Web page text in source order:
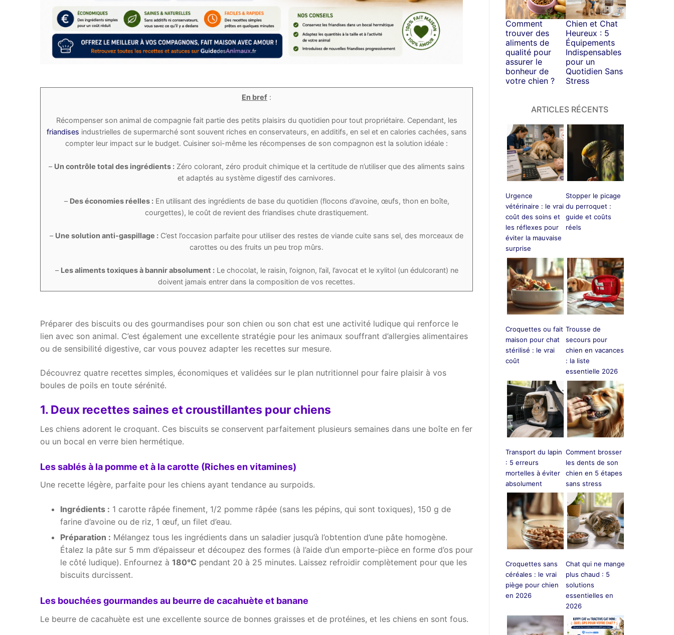
En bref :
Récompenser son animal de compagnie fait partie des petits plaisirs du quotidien pour tout propriétaire. Cependant, les
friandises industrielles de supermarché sont souvent riches en conservateurs, en additifs, en sel et en calories cachées, sans
compter leur impact sur le budget. Cuisiner soi-même les récompenses de son compagnon est la solution idéale :
– Un contrôle total des ingrédients :Zéro colorant, zéro produit chimique et la certitude de n’utiliser que des aliments sains
et adaptés au système digestif des carnivores.
– Des économies réelles :En utilisant des ingrédients de base du quotidien (flocons d’avoine, œufs, thon en boîte,
courgettes), le coût de revient des friandises chute drastiquement.
– Une solution anti-gaspillage : C’est l’occasion parfaite pour utiliser des restes de viande cuite sans sel, des morceaux de
carottes ou des fruits un peu trop mûrs.
– Les aliments toxiques à bannir absolument :Le chocolat, le raisin, l’oignon, l’ail, l’avocat et le xylitol (un édulcorant) ne
doivent jamais entrer dans la composition de vos recettes.
Préparer des biscuits ou des gourmandises pour son chien ou son chat est une activité ludique qui renforce le
lien avec son animal. C’est également une excellente stratégie pour les animaux souffrant d’allergies alimentaires
ou de sensibilité digestive, car vous pouvez adapter les recettes sur mesure.
Découvrez quatre recettes simples, économiques et validées sur le plan nutritionnel pour faire plaisir à vos
boules de poils en toute sérénité.
1. Deux recettes saines et croustillantes pour chiens
Les chiens adorent le croquant. Ces biscuits se conservent parfaitement plusieurs semaines dans une boîte en fer
ou un bocal en verre bien hermétique.
Les sablés à la pomme et à la carotte (Riches en vitamines)
Une recette légère, parfaite pour les chiens ayant tendance au surpoids.
Ingrédients : 1 carotte râpée finement, 1/2 pomme râpée (sans les pépins, qui sont toxiques), 150 g de
farine d’avoine ou de riz, 1 œuf, un filet d’eau.
Préparation : Mélangez tous les ingrédients dans un saladier jusqu’à l’obtention d’une pâte homogène.
Étalez la pâte sur 5 mm d’épaisseur et découpez des formes (à l’aide d’un emporte-pièce en forme d’os pour
le côté ludique). Enfournez à 180°C pendant 20 à 25 minutes. Laissez refroidir complètement pour que les
biscuits durcissent.
Les bouchées gourmandes au beurre de cacahuète et banane
Le beurre de cacahuète est une excellente source de bonnes graisses et de protéines, et les chiens en sont fous.
Comment
trouver des
aliments de
qualité pour
assurer le
bonheur de
votre chien ?
Chien et Chat
Heureux : 5
Équipements
Indispensables
pour un
Quotidien Sans
Stress
ARTICLES RÉCENTS
Urgence
vétérinaire : le vrai
coût des soins et
les réflexes pour
éviter la mauvaise
surprise
Stopper le picage
du perroquet :
guide et coûts
réels
Croquettes ou fait
maison pour chat
stérilisé : le vrai
coût
Trousse de
secours pour
chien en vacances
: la liste
essentielle 2026
Transport du lapin
: 5 erreurs
mortelles à éviter
absolument
Comment brosser
les dents de son
chien en 5 étapes
sans stress
Croquettes sans
céréales : le vrai
piège pour chien
en 2026
Chat qui ne mange
plus chaud : 5
solutions
essentielles en
2026